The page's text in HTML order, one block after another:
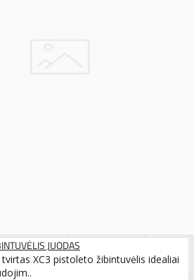
JUODAS
XC3 pistoleto žibintuvėlis idealiai